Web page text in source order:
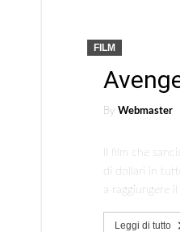
FILM
By Webmaster
Il film che
di dollari in
a raggiungere
Leggi di tutto